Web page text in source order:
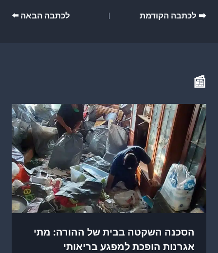
ניווט
➡️ לכתבה הקודמת לכתבה הבאה ⬅️
📰
הסכנה השקטה בבית של ההורה: מתי
אגרנות הופכת למפגע בריאותי